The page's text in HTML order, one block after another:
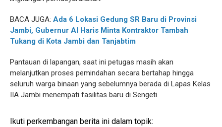
BACA JUGA: Ada 6 Lokasi Gedung SR Baru di Provinsi
Jambi, Gubernur Al Haris Minta Kontraktor Tambah
Tukang di Kota Jambi dan Tanjabtim
Pantauan di lapangan, saat ini petugas masih akan
melanjutkan proses pemindahan secara bertahap hingga
seluruh warga binaan yang sebelumnya berada di Lapas Kelas
IIA Jambi menempati fasilitas baru di Sengeti.
Ikuti perkembangan berita ini dalam topik: